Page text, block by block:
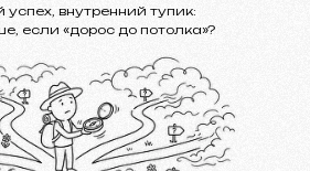
внутренний тупик:
если «дорос до потолка»?